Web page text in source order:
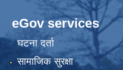
eGov services
घटना दर्ता
सामाजिक सुरक्षा